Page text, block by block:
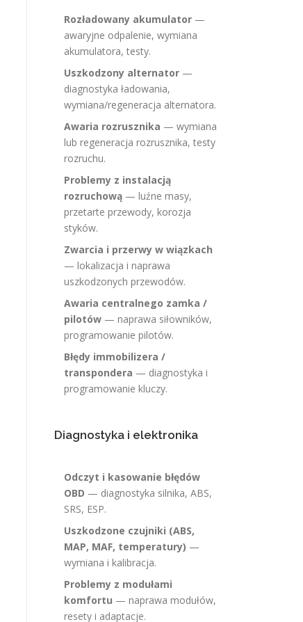
Rozładowany akumulator —
awaryjne odpalenie, wymiana
akumulatora, testy.
Uszkodzony alternator —
diagnostyka ładowania,
wymiana/regeneracja alternatora.
Awaria rozrusznika — wymiana
lub regeneracja rozrusznika, testy
rozruchu.
Problemy z instalacją
rozruchową — luźne masy,
przetarte przewody, korozja
styków.
Zwarcia i przerwy w wiązkach
— lokalizacja i naprawa
uszkodzonych przewodów.
Awaria centralnego zamka /
pilotów — naprawa siłowników,
programowanie pilotów.
Błędy immobilizera /
transpondera — diagnostyka i
programowanie kluczy.
Diagnostyka i elektronika
Odczyt i kasowanie błędów
OBD — diagnostyka silnika, ABS,
SRS, ESP.
Uszkodzone czujniki (ABS,
MAP, MAF, temperatury) —
wymiana i kalibracja.
Problemy z modułami
komfortu — naprawa modułów,
resety i adaptacje.